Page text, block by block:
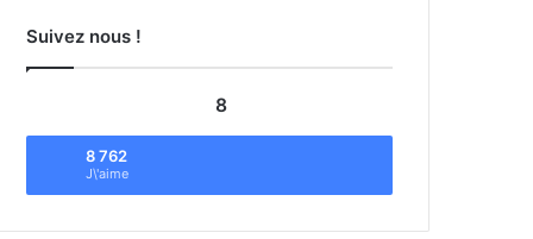
Suivez nous !
8
8 762
J\'aime